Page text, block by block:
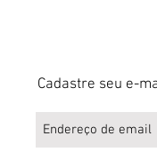
Cadastre seu e-